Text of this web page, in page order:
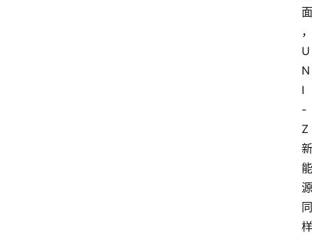
面
，
U
N
I
-
Z
新
能
源
同
样